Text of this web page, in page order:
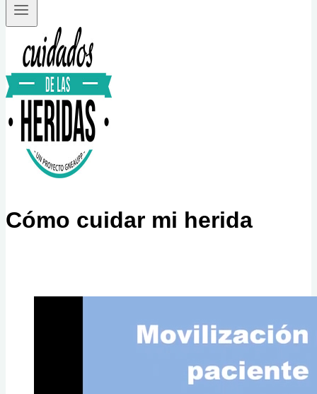
Cómo cuidar mi herida